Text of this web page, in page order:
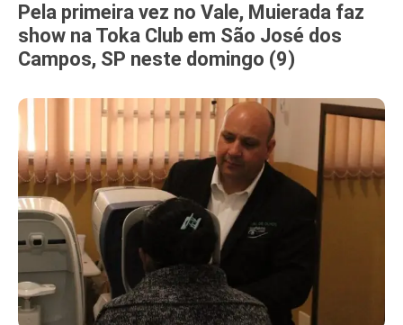
Pela primeira vez no Vale, Muierada faz
show na Toka Club em São José dos
Campos, SP neste domingo (9)